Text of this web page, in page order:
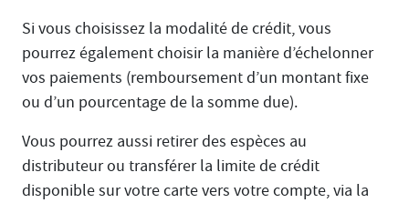
Si vous choisissez la modalité de crédit, vous
pourrez également choisir la manière d’échelonner
vos paiements (remboursement d’un montant fixe
ou d’un pourcentage de la somme due).
Vous pourrez aussi retirer des espèces au
distributeur ou transférer la limite de crédit
disponible sur votre carte vers votre compte, via la